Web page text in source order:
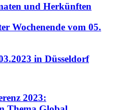
und Herkünften
Wochenende vom 05.
in Düsseldorf
2023: